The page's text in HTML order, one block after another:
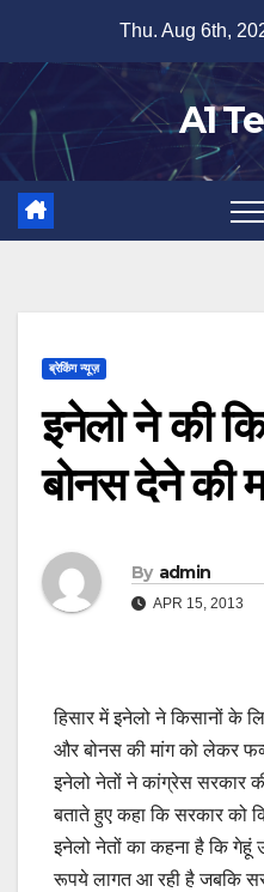
content
Thu. Aug 6th,
A1
ब्रेकिंग न्यूज़
इनेलो ने की
बोनस देने की
By admin
APR 15, 2013
हिसार में इनेलो ने किसानों के
और बोनस की मांग को लेकर
इनेलो नेतों ने कांग्रेस सरकार
बताते हुए कहा कि सरकार को
इनेलो नेतों का कहना है कि गेहूं
रूपये लागत आ रही है जबकि